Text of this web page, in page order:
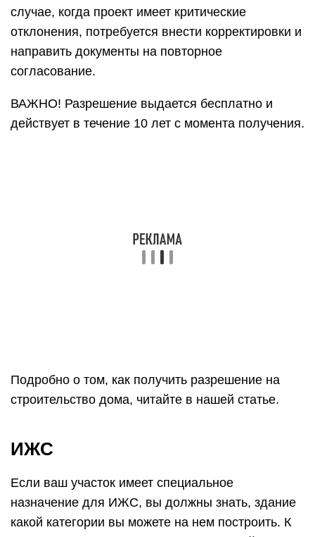
случае, когда проект имеет критические
отклонения, потребуется внести корректировки и
направить документы на повторное
согласование.
ВАЖНО! Разрешение выдается бесплатно и
действует в течение 10 лет с момента получения.
Подробно о том, как получить разрешение на
строительство дома, читайте в нашей статье.
ИЖС
Если ваш участок имеет специальное
назначение для ИЖС, вы должны знать, здание
какой категории вы можете на нем построить. К